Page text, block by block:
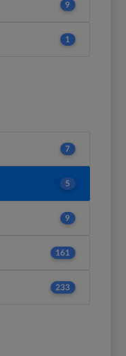
9
1
7
5
9
161
233